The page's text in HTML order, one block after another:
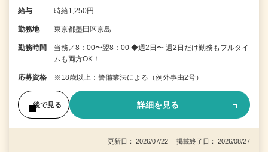
給与 時給1,250円
勤務地 東京都墨田区京島
勤務時間
当務／8：00〜翌8：00 ◆週2日〜 週2日だけ勤務もフルタイ
ムも両方OK！
応募資格 ※18歳以上：警備業法による（例外事由2号）
後で見る 詳細を見る
更新日： 2026/07/22 掲載終了日： 2026/08/27